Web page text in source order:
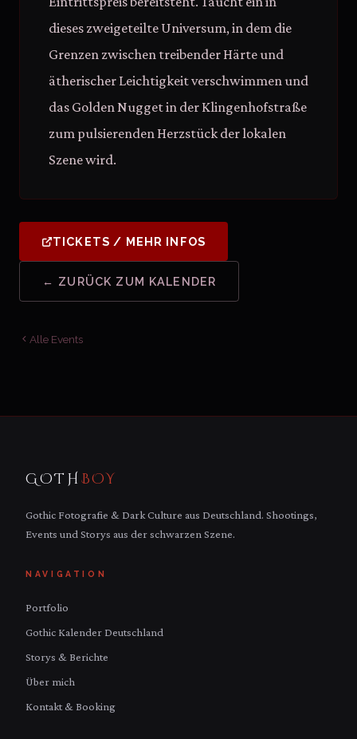
dieses zweigeteilte Universum, in dem die
Grenzen zwischen treibender Härte und
ätherischer Leichtigkeit verschwimmen und
das Golden Nugget in der Klingenhofstraße
zum pulsierenden Herzstück der lokalen
Szene wird.
TICKETS / MEHR INFOS
← ZURÜCK ZUM KALENDER
Alle Events
GOTH BOY
Gothic Fotografie & Dark Culture aus Deutschland. Shootings,
Events und Storys aus der schwarzen Szene.
NAVIGATION
Portfolio
Gothic Kalender Deutschland
Storys & Berichte
Über mich
Kontakt & Booking